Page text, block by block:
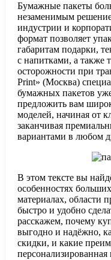
Бумажные пакеты
незаменимым
индустрии и
формат позволяет
габаритам подарки,
с напитками, а также
осторожности при
Print» (Москва)
бумажных пакетов
предложить вам
моделей, начиная от
заканчивая
вариантами в любом
В этом тексте вы
особенностях
материалах, области
быстро и удобно
расскажем, почему
выгодно и надёжно,
скидки, и какие
персонализированная